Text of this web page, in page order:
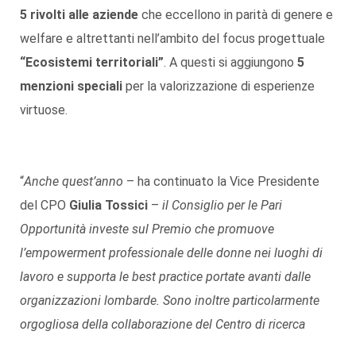
5 rivolti alle aziende che eccellono in parità di genere e
welfare e altrettanti nell’ambito del focus progettuale
“Ecosistemi territoriali”. A questi si aggiungono 5
menzioni speciali per la valorizzazione di esperienze
virtuose.
“Anche quest’anno – ha continuato la Vice Presidente
del CPO Giulia Tossici – il Consiglio per le Pari
Opportunità investe sul Premio che promuove
l’empowerment professionale delle donne nei luoghi di
lavoro e supporta le best practice portate avanti dalle
organizzazioni lombarde. Sono inoltre particolarmente
orgogliosa della collaborazione del Centro di ricerca